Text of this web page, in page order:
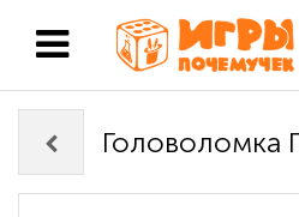
Головоломка